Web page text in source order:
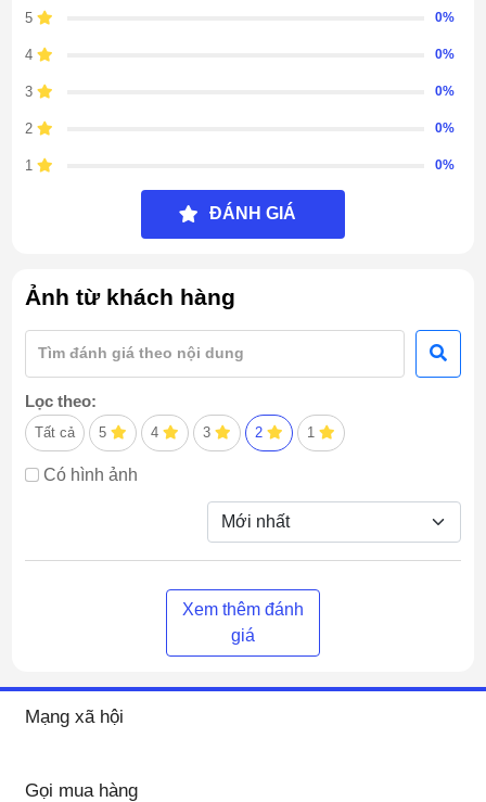
5 0%
4 0%
3 0%
2 0%
1 0%
ĐÁNH GIÁ
Ảnh từ khách hàng
Lọc theo:
Tất cả 5 4 3 2 1
Có hình ảnh
Xem thêm đánh
giá
Gọi mua hàng
Mạng xã hội